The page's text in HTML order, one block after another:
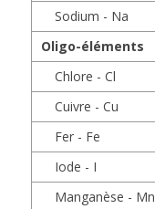
Sodium - Na
Oligo-éléments
Chlore - Cl
Cuivre - Cu
Fer - Fe
Iode - I
Manganèse - Mn